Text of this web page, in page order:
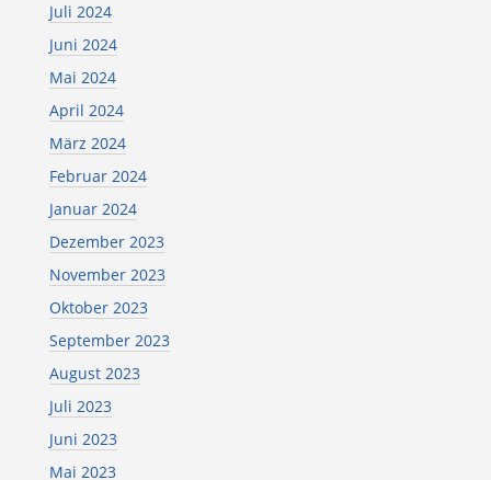
Juli 2024
Juni 2024
Mai 2024
April 2024
März 2024
Februar 2024
Januar 2024
Dezember 2023
November 2023
Oktober 2023
September 2023
August 2023
Juli 2023
Juni 2023
Mai 2023